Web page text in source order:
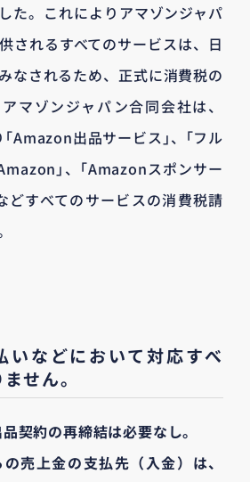
た。これによりアマゾンジャパ
されるすべてのサービスは、日
なされるため、正式に消費税の
マゾンジャパン合同会社は、
Amazon出品サービス｣、｢フル
｣、｢Amazonスポンサー
どすべてのサービスの消費税請
いなどにおいて対応すべ
せん。
契約の再締結は必要なし。
売上金の支払先（入金）は、